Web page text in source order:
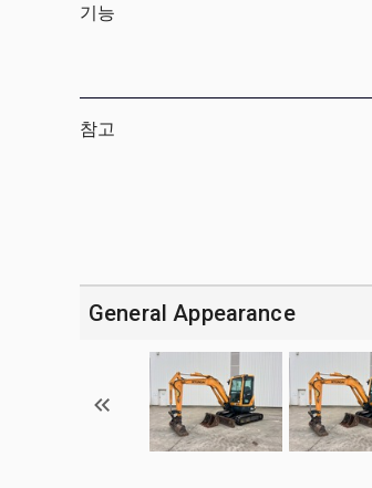
기능
참고
General Appearance